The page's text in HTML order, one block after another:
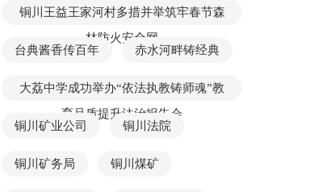
铜川王益王家河村多措并举筑牢春节森
林防火安全网
台典酱香传百年
赤水河畔铸经典
大荔中学成功举办“依法执教铸师魂”教
育品质提升法治报告会
铜川矿业公司
铜川法院
铜川矿务局 铜川煤矿